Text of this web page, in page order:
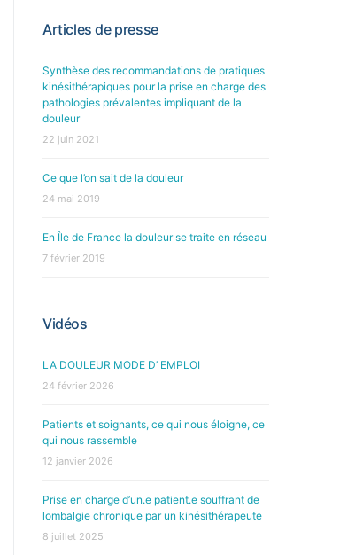
Articles de presse
Synthèse des recommandations de pratiques
kinésithérapiques pour la prise en charge des
pathologies prévalentes impliquant de la
douleur
22 juin 2021
Ce que l’on sait de la douleur
24 mai 2019
En Île de France la douleur se traite en réseau
7 février 2019
Vidéos
LA DOULEUR MODE D’ EMPLOI
24 février 2026
Patients et soignants, ce qui nous éloigne, ce
qui nous rassemble
12 janvier 2026
Prise en charge d’un.e patient.e souffrant de
lombalgie chronique par un kinésithérapeute
8 juillet 2025